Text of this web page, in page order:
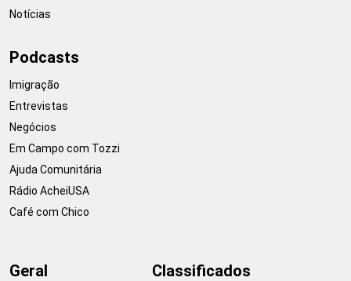
Notícias
Podcasts
Imigração
Entrevistas
Negócios
Em Campo com Tozzi
Ajuda Comunitária
Rádio AcheiUSA
Café com Chico
Geral Classificados